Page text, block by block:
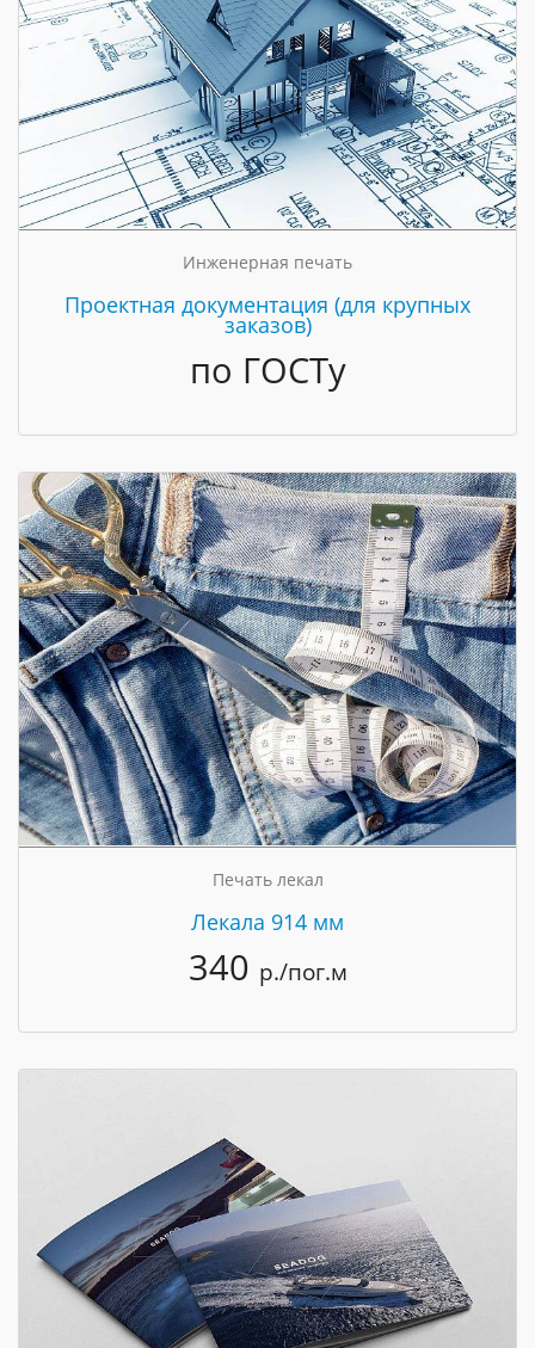
Инженерная печать
Проектная документация (для крупных
заказов)
по ГОСТу
Печать лекал
Лекала 914 мм
340 р./пог.м